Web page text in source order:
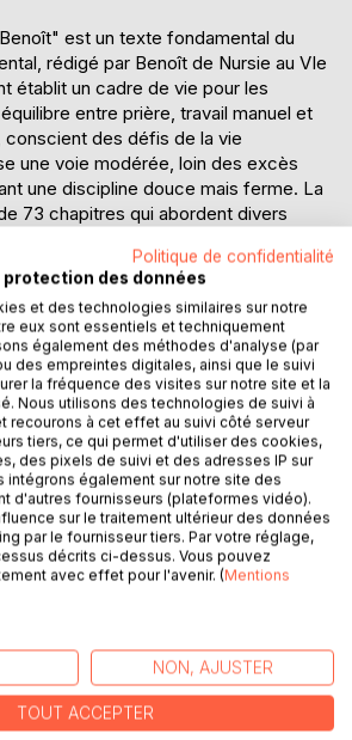
est un texte fondamental du
rédigé par Benoît de Nursie au VIe
établit un cadre de vie pour les
entre prière, travail manuel et
conscient des défis de la vie
une voie modérée, loin des excès
une discipline douce mais ferme. La
73 chapitres qui abordent divers
la liturgie et la gestion des
est mis sur l'obéissance, l'humilité et
pour atteindre une vie
Benoît insiste sur l'importance de
guide sage et juste pour ses
également des directives
du temps et des ressources,
de la communauté. Ce texte,
à un petit groupe de moines, a
sur le développement des
Europe. Il a façonné la vie religieuse
établissant des standards de vie
encore aujourd'hui. La
demeure un guide spirituel et
discipline et de dévouement.
Politique de confidentialité
des données
et des technologies similaires sur notre
eux sont essentiels et techniquement
également des méthodes d'analyse (par
des empreintes digitales, ainsi que le suivi
la fréquence des visites sur notre site et la
Nous utilisons des technologies de suivi à
recourons à cet effet au suivi côté serveur
tiers, ce qui permet d'utiliser des cookies,
des pixels de suivi et des adresses IP sur
intégrons également sur notre site des
d'autres fournisseurs (plateformes vidéo).
sur le traitement ultérieur des données
par le fournisseur tiers. Par votre réglage,
décrits ci-dessus. Vous pouvez
avec effet pour l'avenir. (Mentions
NON, AJUSTER
TOUT ACCEPTER